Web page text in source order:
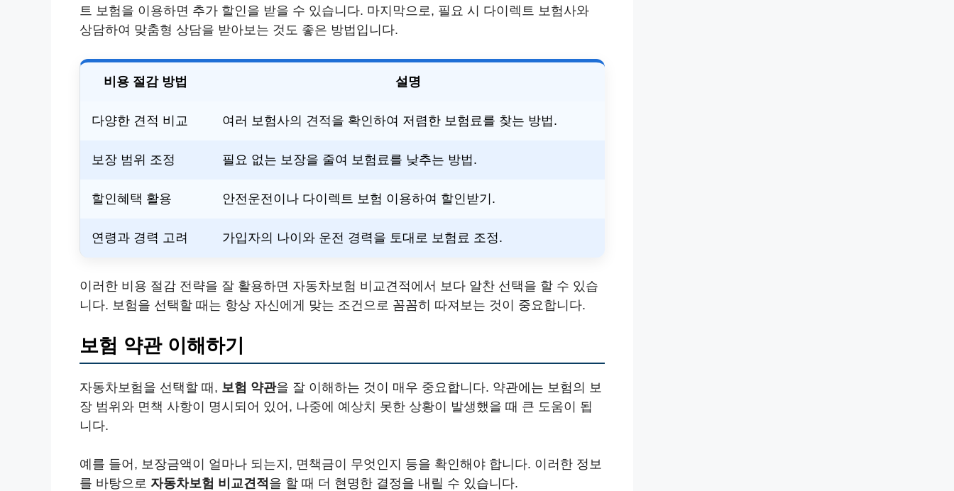
트 보험을 이용하면 추가 할인을 받을 수 있습니다. 마지막으로, 필요 시 다이렉트 보험사와
상담하여 맞춤형 상담을 받아보는 것도 좋은 방법입니다.
비용 절감 방법 설명
다양한 견적 비교 여러 보험사의 견적을 확인하여 저렴한 보험료를 찾는 방법.
보장 범위 조정 필요 없는 보장을 줄여 보험료를 낮추는 방법.
할인혜택 활용 안전운전이나 다이렉트 보험 이용하여 할인받기.
연령과 경력 고려 가입자의 나이와 운전 경력을 토대로 보험료 조정.
이러한 비용 절감 전략을 잘 활용하면 자동차보험 비교견적에서 보다 알찬 선택을 할 수 있습
니다. 보험을 선택할 때는 항상 자신에게 맞는 조건으로 꼼꼼히 따져보는 것이 중요합니다.
보험 약관 이해하기
자동차보험을 선택할 때, 보험 약관을 잘 이해하는 것이 매우 중요합니다. 약관에는 보험의 보
장 범위와 면책 사항이 명시되어 있어, 나중에 예상치 못한 상황이 발생했을 때 큰 도움이 됩
니다.
예를 들어, 보장금액이 얼마나 되는지, 면책금이 무엇인지 등을 확인해야 합니다. 이러한 정보
를 바탕으로 자동차보험 비교견적 을 할 때 더 현명한 결정을 내릴 수 있습니다.